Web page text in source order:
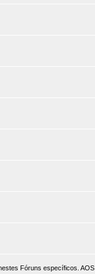
Fóruns específicos. AOS